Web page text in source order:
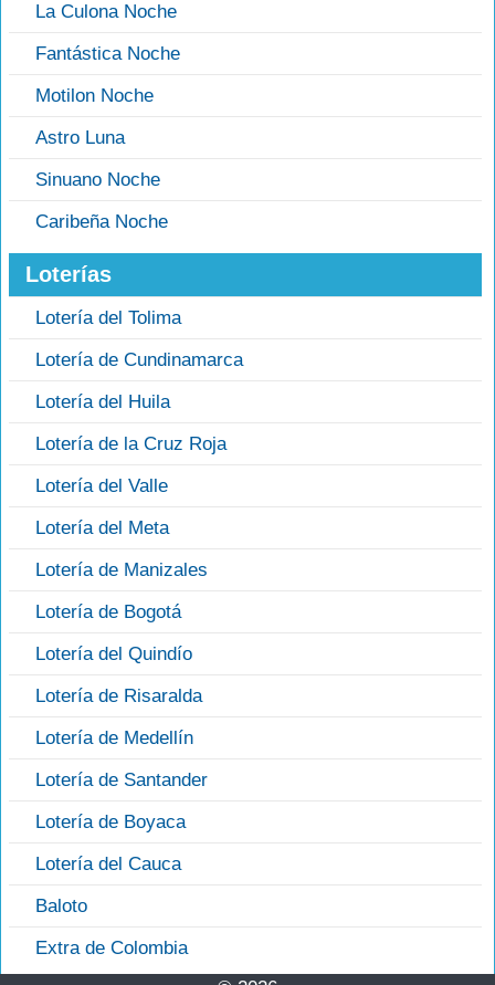
La Culona Noche
Fantástica Noche
Motilon Noche
Astro Luna
Sinuano Noche
Caribeña Noche
Loterías
Lotería del Tolima
Lotería de Cundinamarca
Lotería del Huila
Lotería de la Cruz Roja
Lotería del Valle
Lotería del Meta
Lotería de Manizales
Lotería de Bogotá
Lotería del Quindío
Lotería de Risaralda
Lotería de Medellín
Lotería de Santander
Lotería de Boyaca
Lotería del Cauca
Baloto
Extra de Colombia